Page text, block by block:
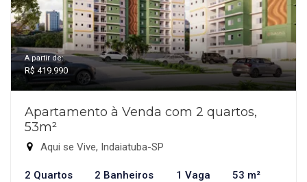
A partir de:
R$ 419.990
Apartamento à Venda com 2 quartos,
53m²
Aqui se Vive, Indaiatuba-SP
2 Quartos 2 Banheiros 1 Vaga 53 m²